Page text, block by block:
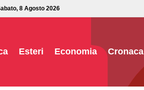
8 Agosto 2026
Esteri Economia Cronaca